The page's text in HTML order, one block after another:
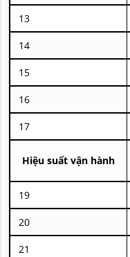
13
14
15
16
17
Hiệu suất vận hành
19
20
21